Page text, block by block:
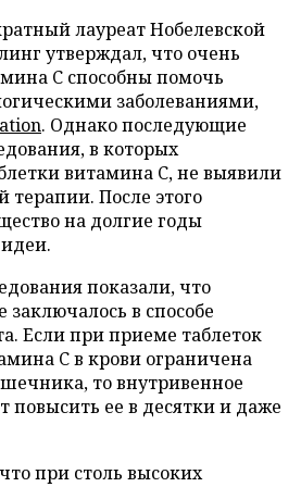
лауреат Нобелевской
утверждал, что очень
C способны помочь
заболеваниями,
. Однако последующие
в которых
витамина C, не выявили
терапии. После этого
на долгие годы
идеи.
показали, что
в способе
Если при приеме таблеток
C в крови ограничена
то внутривенное
повысить ее в десятки и даже
при столь высоких